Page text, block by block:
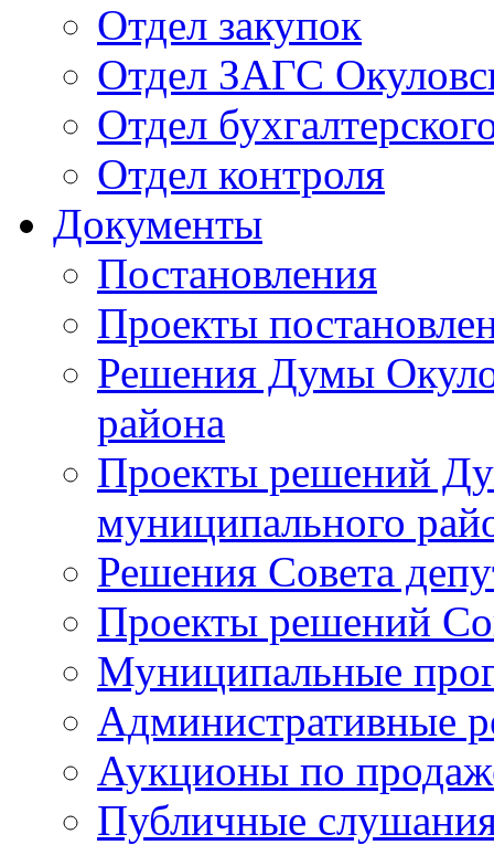
Отдел закупок
Отдел ЗАГС
Отдел
Отдел контроля
Документы
Постановления
Проекты
Решения Думы
района
Проекты решений
муниципального
Решения Совета
Проекты решений
Муниципальные
Административные
Аукционы по
Публичные